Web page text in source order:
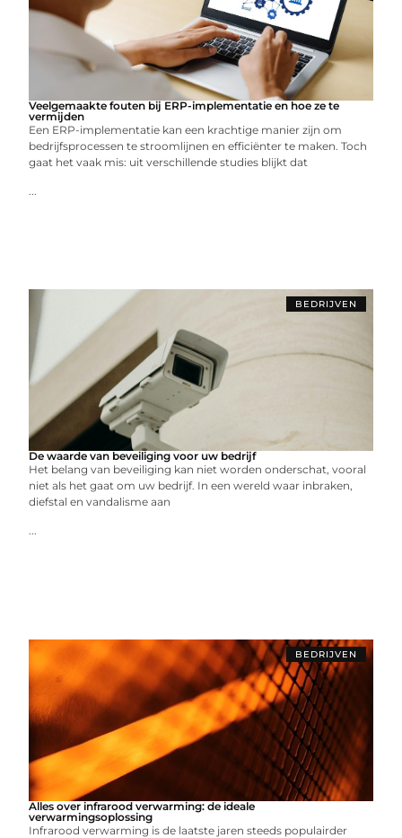
Veelgemaakte fouten bij ERP-implementatie en hoe ze te
vermijden
Een ERP-implementatie kan een krachtige manier zijn om
bedrijfsprocessen te stroomlijnen en efficiënter te maken. Toch
gaat het vaak mis: uit verschillende studies blijkt dat
...
BEDRIJVEN
De waarde van beveiliging voor uw bedrijf
Het belang van beveiliging kan niet worden onderschat, vooral
niet als het gaat om uw bedrijf. In een wereld waar inbraken,
diefstal en vandalisme aan
...
BEDRIJVEN
Alles over infrarood verwarming: de ideale
verwarmingsoplossing
Infrarood verwarming is de laatste jaren steeds populairder